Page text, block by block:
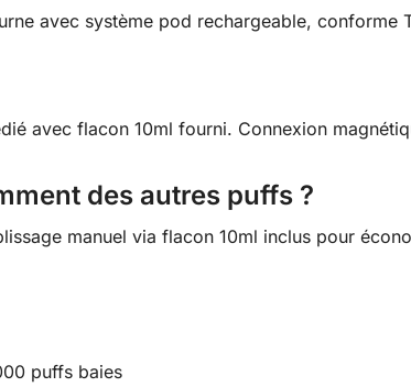
avec système pod rechargeable, conforme
avec flacon 10ml fourni. Connexion
des autres puffs ?
manuel via flacon 10ml inclus pour
puffs baies